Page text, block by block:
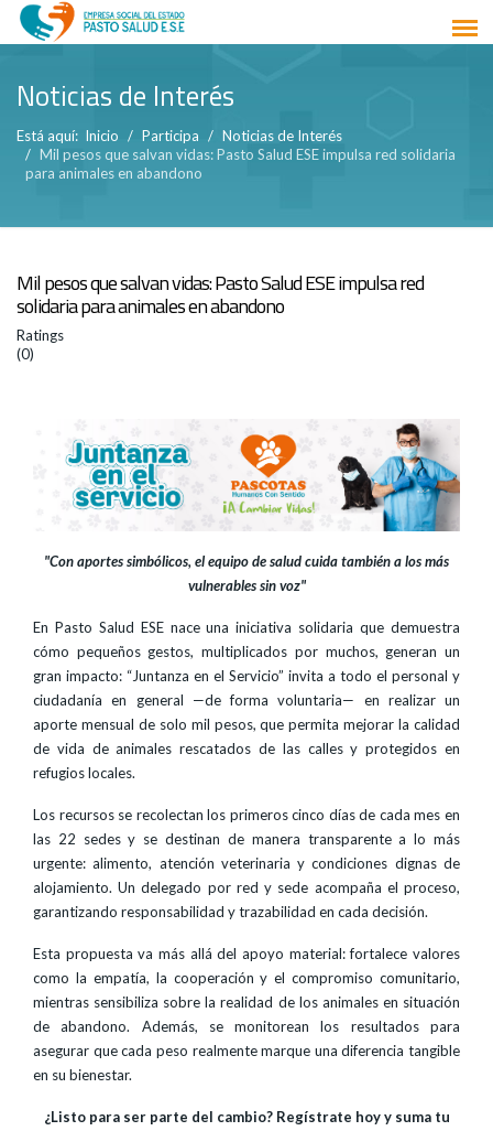
Noticias de Interés
Está aquí: Inicio Participa
Noticias de Interés
Mil pesos que salvan vidas: Pasto Salud ESE impulsa red solidaria
para animales en abandono
Mil pesos que salvan vidas: Pasto Salud ESE impulsa red
solidaria para animales en abandono
Ratings
(0)
"Con aportes simbólicos, el equipo de salud cuida también a los más
vulnerables sin voz"
En Pasto Salud ESE nace una iniciativa solidaria que demuestra
cómo pequeños gestos, multiplicados por muchos, generan un
gran impacto: “Juntanza en el Servicio” invita a todo el personal y
ciudadanía en general —de forma voluntaria— en realizar un
aporte mensual de solo mil pesos, que permita mejorar la calidad
de vida de animales rescatados de las calles y protegidos en
refugios locales.
Los recursos se recolectan los primeros cinco días de cada mes en
las 22 sedes y se destinan de manera transparente a lo más
urgente: alimento, atención veterinaria y condiciones dignas de
alojamiento. Un delegado por red y sede acompaña el proceso,
garantizando responsabilidad y trazabilidad en cada decisión.
Esta propuesta va más allá del apoyo material: fortalece valores
como la empatía, la cooperación y el compromiso comunitario,
mientras sensibiliza sobre la realidad de los animales en situación
de abandono. Además, se monitorean los resultados para
asegurar que cada peso realmente marque una diferencia tangible
en su bienestar.
¿Listo para ser parte del cambio? Regístrate hoy y suma tu